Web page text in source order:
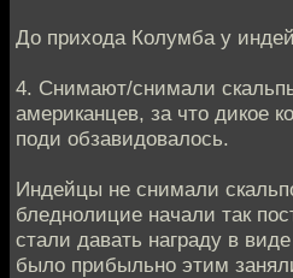
До прихода Колумба у
4. Снимают/снимали
американцев, за что дикое
поди обзавидовалось.
Индейцы не снимали
бледнолицие начали так
стали давать награду в
было прибыльно этим